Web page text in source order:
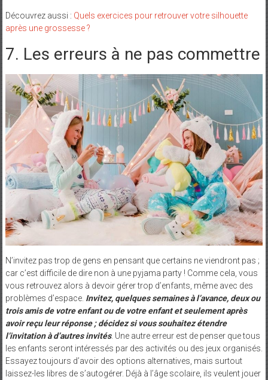
Découvrez aussi : Quels exercices pour retrouver votre silhouette
après une grossesse ?
7. Les erreurs à ne pas commettre
N’invitez pas trop de gens en pensant que certains ne viendront pas ;
car c’est difficile de dire non à une pyjama party ! Comme cela, vous
vous retrouvez alors à devoir gérer trop d’enfants, même avec des
problèmes d’espace. Invitez, quelques semaines à l’avance, deux ou
trois amis de votre enfant ou de votre enfant et seulement après
avoir reçu leur réponse ; décidez si vous souhaitez étendre
l’invitation à d’autres invités. Une autre erreur est de penser que tous
les enfants seront intéressés par des activités ou des jeux organisés.
Essayez toujours d’avoir des options alternatives, mais surtout
laissez-les libres de s’autogérer. Déjà à l’âge scolaire, ils veulent jouer